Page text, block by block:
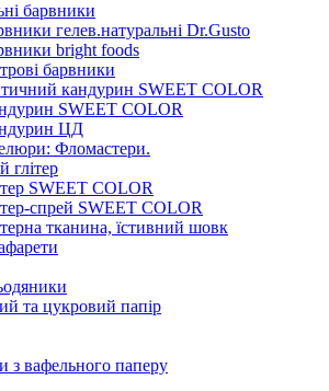
барвники
гелев.натуральні Dr.Gusto
bright foods
барвники
кандурин SWEET COLOR
SWEET COLOR
ЦД
Фломастери.
глітер
SWEET COLOR
спрей SWEET COLOR
тканина, їстивний шовк
та цукровий папір
з вафельного паперу